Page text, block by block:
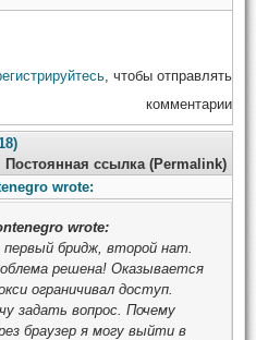
, чтобы отправлять
комментарии
Постоянная ссылка (Permalink)
wrote:
wrote:
первый бридж, второй нат.
решена! Оказывается
ограничивал доступ.
задать вопрос. Почему
браузер я могу выйти в